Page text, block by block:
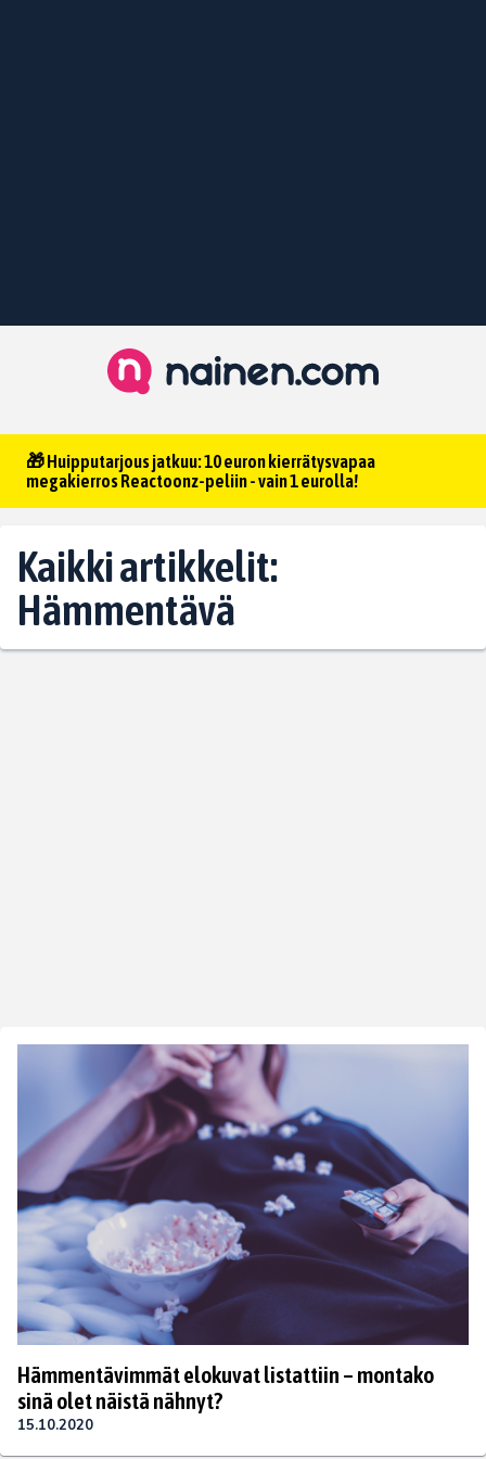
🎁 Huipputarjous jatkuu: 10 euron kierrätysvapaa
megakierros Reactoonz-peliin - vain 1 eurolla!
Kaikki artikkelit:
Hämmentävä
Hämmentävimmät elokuvat listattiin – montako
sinä olet näistä nähnyt?
15.10.2020